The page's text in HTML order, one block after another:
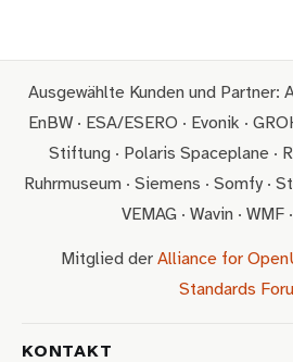
Ausgewählte Kunden und Partner:
EnBW · ESA/ESERO · Evonik ·
Stiftung · Polaris Spaceplane ·
Ruhrmuseum · Siemens · Somfy ·
VEMAG · Wavin · WMF
Mitglied der Alliance for
Standards
KONTAKT